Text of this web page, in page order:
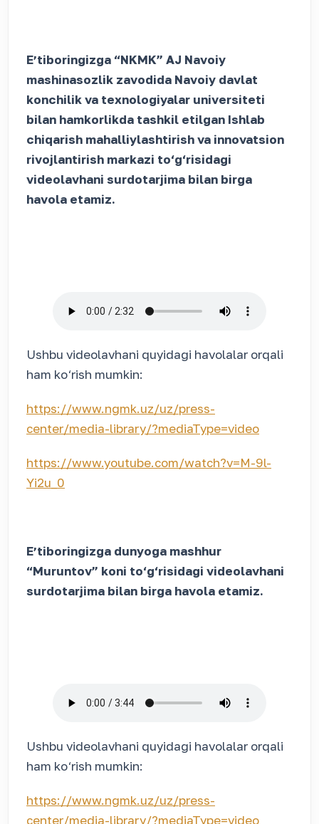
Eʼtiboringizga “NKMK” AJ Navoiy
mashinasozlik zavodida Navoiy davlat
konchilik va texnologiyalar universiteti
bilan hamkorlikda tashkil etilgan Ishlab
chiqarish mahalliylashtirish va innovatsion
rivojlantirish markazi to‘g‘risidagi
videolavhani surdotarjima bilan birga
havola etamiz.
Ushbu videolavhani quyidagi havolalar orqali
ham ko‘rish mumkin:
https://www.ngmk.uz/uz/press-
center/media-library/?mediaType=video
https://www.youtube.com/watch?v=M-9l-
Yi2u_0
Eʼtiboringizga dunyoga mashhur
“Muruntov” koni to‘g‘risidagi videolavhani
surdotarjima bilan birga havola etamiz.
Ushbu videolavhani quyidagi havolalar orqali
ham ko‘rish mumkin:
https://www.ngmk.uz/uz/press-
center/media-library/?mediaType=video